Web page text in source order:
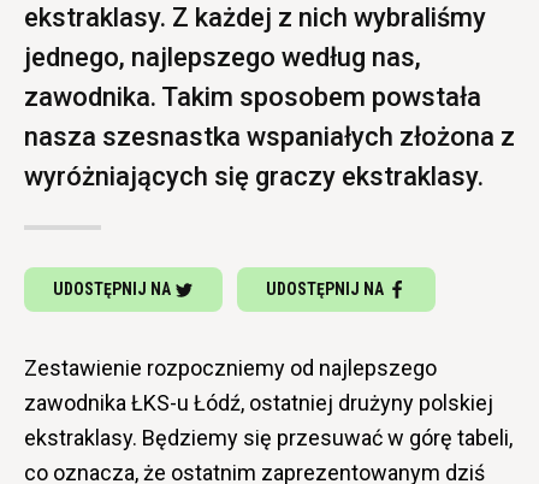
ekstraklasy. Z każdej z nich wybraliśmy
jednego, najlepszego według nas,
zawodnika. Takim sposobem powstała
nasza szesnastka wspaniałych złożona z
wyróżniających się graczy ekstraklasy.
UDOSTĘPNIJ NA UDOSTĘPNIJ NA
Zestawienie rozpoczniemy od najlepszego
zawodnika ŁKS-u Łódź, ostatniej drużyny polskiej
ekstraklasy. Będziemy się przesuwać w górę tabeli,
co oznacza, że ostatnim zaprezentowanym dziś